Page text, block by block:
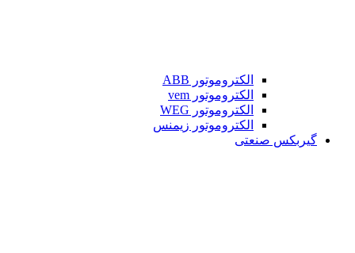
الکتروموتور ABB
الکتروموتور vem
الکتروموتور WEG
الکتروموتور زیمنس
گیربکس صنعتی